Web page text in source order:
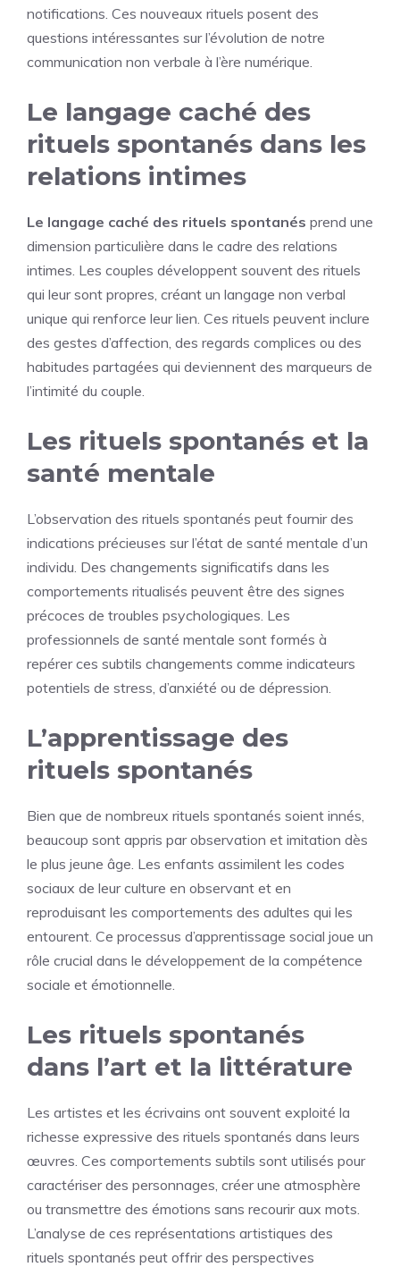
notifications. Ces nouveaux rituels posent des
questions intéressantes sur l’évolution de notre
communication non verbale à l’ère numérique.
Le langage caché des
rituels spontanés dans les
relations intimes
Le langage caché des rituels spontanés prend une
dimension particulière dans le cadre des relations
intimes. Les couples développent souvent des rituels
qui leur sont propres, créant un langage non verbal
unique qui renforce leur lien. Ces rituels peuvent inclure
des gestes d’affection, des regards complices ou des
habitudes partagées qui deviennent des marqueurs de
l’intimité du couple.
Les rituels spontanés et la
santé mentale
L’observation des rituels spontanés peut fournir des
indications précieuses sur l’état de santé mentale d’un
individu. Des changements significatifs dans les
comportements ritualisés peuvent être des signes
précoces de troubles psychologiques. Les
professionnels de santé mentale sont formés à
repérer ces subtils changements comme indicateurs
potentiels de stress, d’anxiété ou de dépression.
L’apprentissage des
rituels spontanés
Bien que de nombreux rituels spontanés soient innés,
beaucoup sont appris par observation et imitation dès
le plus jeune âge. Les enfants assimilent les codes
sociaux de leur culture en observant et en
reproduisant les comportements des adultes qui les
entourent. Ce processus d’apprentissage social joue un
rôle crucial dans le développement de la compétence
sociale et émotionnelle.
Les rituels spontanés
dans l’art et la littérature
Les artistes et les écrivains ont souvent exploité la
richesse expressive des rituels spontanés dans leurs
œuvres. Ces comportements subtils sont utilisés pour
caractériser des personnages, créer une atmosphère
ou transmettre des émotions sans recourir aux mots.
L’analyse de ces représentations artistiques des
rituels spontanés peut offrir des perspectives